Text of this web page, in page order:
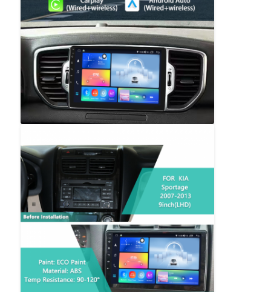
Unidad de cabeza de BMW Android
Unidad de cabeza de Mercedes Android
Unidad de cabeza Audi Android
Caja de Android Carplay
Unidad de cabeza de Lexus Android
Unidad de cabeza de Mazda Android
Unidad de cabeza de Toyota Android